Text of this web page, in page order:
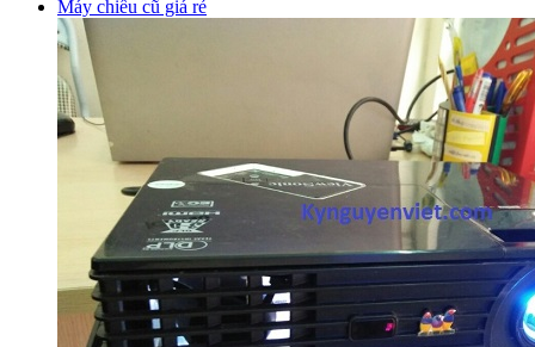
Máy chiếu cũ giá rẻ